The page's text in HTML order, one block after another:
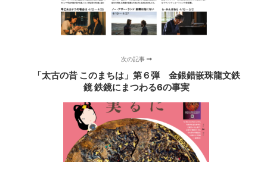
次の記事
「太古の昔 このまちは」第６弾 金銀錯嵌珠龍文鉄
鏡 鉄鏡にまつわる6の事実